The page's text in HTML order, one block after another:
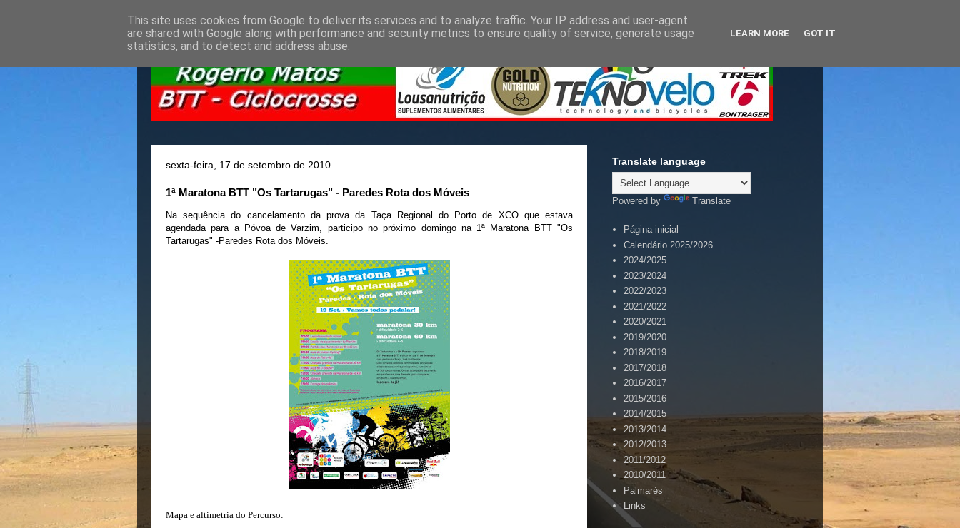
sexta-feira, 17 de setembro de 2010
1ª Maratona BTT "Os Tartarugas" - Paredes Rota dos Móveis
Na sequência do cancelamento da prova da Taça Regional do Porto de XCO que estava
agendada para a Póvoa de Varzim, participo no próximo domingo na 1ª Maratona BTT "Os
Tartarugas" -Paredes Rota dos Móveis.
Mapa e altimetria do Percurso:
Translate language
Powered by Translate
Página inicial
Calendário 2025/2026
2024/2025
2023/2024
2022/2023
2021/2022
2020/2021
2019/2020
2018/2019
2017/2018
2016/2017
2015/2016
2014/2015
2013/2014
2012/2013
2011/2012
2010/2011
Palmarés
Links
This site uses cookies from Google to deliver its services and to analyze traffic. Your IP address and user-agent
are shared with Google along with performance and security metrics to ensure quality of service, generate usage
statistics, and to detect and address abuse.
LEARN MORE GOT IT